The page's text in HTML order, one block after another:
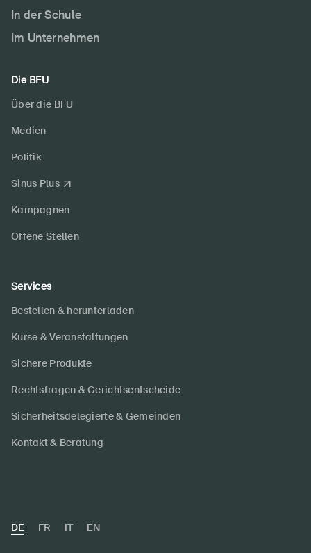
In der Schule
Im Unternehmen
Die BFU
Über die BFU
Medien
Politik
Sinus Plus
Kampagnen
Offene Stellen
Services
Bestellen & herunterladen
Kurse & Veranstaltungen
Sichere Produkte
Rechtsfragen & Gerichtsentscheide
Sicherheitsdelegierte & Gemeinden
Kontakt & Beratung
DE FR IT EN